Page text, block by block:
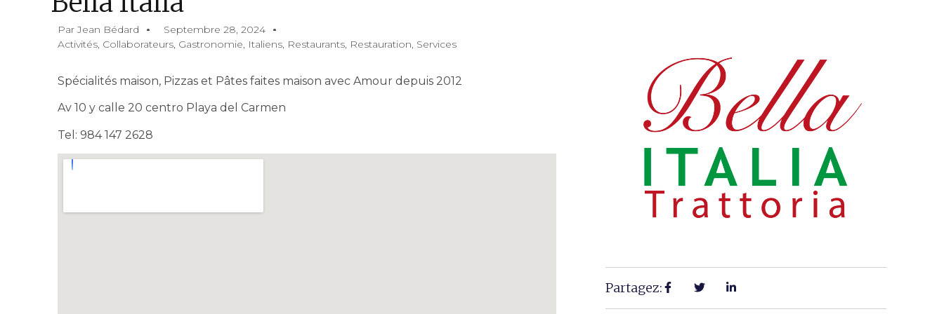
ParJean Bédard
Septembre 28, 2024
Activités, Collaborateurs, Gastronomie, Italiens, Restaurants, Restauration, Services
Spécialités maison, Pizzas et Pâtes faites maison avec Amour depuis 2012
Av 10 y calle 20 centro Playa del Carmen
Tel: 984 147 2628
Partagez: